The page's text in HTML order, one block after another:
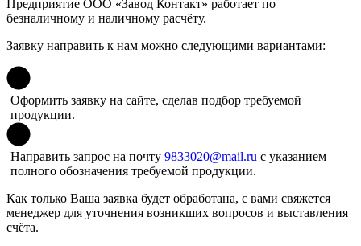
Предприятие ООО «Завод Контакт» работает по
безналичному и наличному расчёту.
Заявку направить к нам можно следующими вариантами:
Оформить заявку на сайте, сделав подбор требуемой
продукции.
Направить запрос на почту 9833020@mail.ru с указанием
полного обозначения требуемой продукции.
Как только Ваша заявка будет обработана, с вами свяжется
менеджер для уточнения возникших вопросов и выставления
счёта.